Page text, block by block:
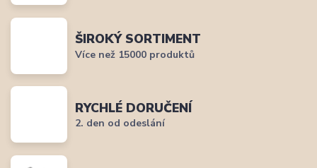
ŠIROKÝ SORTIMENT
Více než 15000 produktů
RYCHLÉ DORUČENÍ
2. den od odeslání